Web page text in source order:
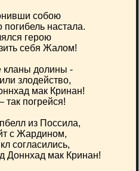
собою
погибель настала.
герою
себя Жалом!
кланы долины -
злодейство,
мак Кринан!
так погрейся!
из Поссила,
с Жардином,
согласились,
Доннхад мак Кринан!